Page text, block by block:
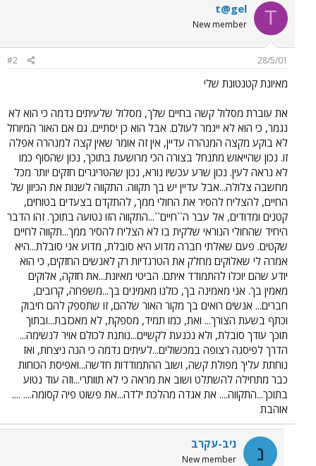
T
t@gel
New member
28/5/01
#2
מאיונת קטנטונת שלי
את עוברת מסלול קשה בחיים שלך, מסלול שלעיתים נדמה כי הוא לא
נגמר, כי הוא לא ייגמר לעולם. אבל הוא כן יסתיים. גם אם האור המיוחל
לא בוקע מקצה המנהרה עדיין, אין זה אומר שאין קצה למנהרה אפלה
זו. נכון שהייאוש מתנחל בצורה הכי מרושעת בתוכך, נכון שהסוף כמו
לא נראה לעין. נכון שרע עכשיו נורא, נכון שהטריגרים חזקים יותר מכל
מחשבה צלולה...אבל עדיין יש בך תקווה. התקווה לשנות את הכיוון של
החיים, להצליח להסיר את החולי ממך, להתקדם בצעדים בטוחים,
קטנים ומדודים, אל עבר ה``חיים``...התקווה הזו נטועה בתוכך. זהו הדבר
היחיד שהחולי הנוראי שלקית בו לא הצליח להסיר ממך...תקווה לחיים
שקטים. פעם שאלתי חברה מדוע היא סובלת, מדוע אני סובלת...היא
אמרה לי שאלוקים מחלק את הטרגדיות רק לאנשים החזקים, כי הוא
יודע שהם יוכלו להתמודד איתם. הביטי מאיונת...את חזקה, אלוקים
מאמין בך. אני מאמינה בך, כולנו מאמינים בך...משפחה, קרובים,
חברים... אנשים רואים בך מקור האור שלהם, זו שתספק להם חיבוק
וכתף בשעת הצורך... ואת, כמו תמיד, מספקת, לא מאכזבת...ובתוך
תוכך עודך סובלת, ולא נכנעת לקשיים...נותנת לכולם אויר לנשימה...
הדרך לפיסגה רצופה במכשולים...לעיתים נדמה כי הנה ניצחת, ואז
נוחתת עליך מפולת קשה, ושוב ההתמודדות חדשה...ואפיסת הכוחות
כבר מתחילה להשתלט ושוב את מראה כי לא תוותרי...וזה עוד נטוע
בתוכך...התקווה.... את אגדה מהלכת ילדה...את פשוט פיה קסומה.... ....
אוהבת
נ ניב-עקרב
New member